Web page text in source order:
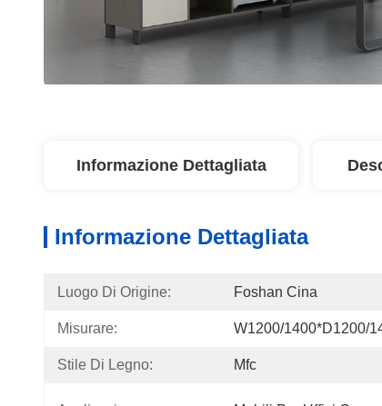
Informazione Dettagliata
Informazione Dettagliata
Luogo Di Origine: Foshan Cina
Misurare: W1200/1400*D1200/
Stile Di Legno: Mfc